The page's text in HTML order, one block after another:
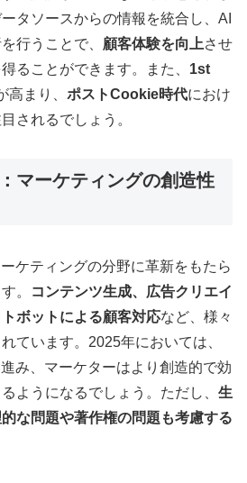
タソースからの情報を統合し、AI
行うことで、 顧客体験を向上させ
ることができます。また、 1st
高まり、 ポストCookie時代におけ
されるでしょう 。
マーケティングの創造性
ケティングの分野に革新をもたら
。
コンテンツ生成、広告クリエイ
ボットによる顧客対応など、様々
ています。2025年においては、
み、マーケターはより創造的で効
ようになるでしょう。ただし、 生
な問題や著作権の問題も考慮する